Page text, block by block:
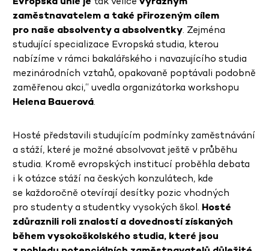
zaměstnavatelem a také přirozeným cílem
pro naše absolventy a absolventky. Zejména
studující specializace Evropská studia, kterou
nabízíme v rámci bakalářského i navazujícího studia
mezinárodních vztahů, opakovaně poptávali podobně
zaměřenou akci,“ uvedla organizátorka workshopu
Helena Bauerová.
Hosté představili studujícím podmínky zaměstnávání
a stáží, které je možné absolvovat ještě v průběhu
studia. Kromě evropských institucí proběhla debata
i k otázce stáží na českých konzulátech, kde
se každoročně otevírají desítky pozic vhodných
pro studenty a studentky vysokých škol. Hosté
zdůraznili roli znalostí a dovedností získaných
během vysokoškolského studia, které jsou